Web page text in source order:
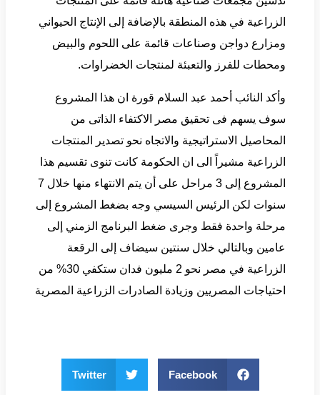
الزراعية في هذه المنطقة بالإضافة إلى الإنتاج الحيواني
ومزارع دواجن وصناعات قائمة على اللحوم والبيض
ومحطات للفرز والتعبئة لمنتجات الخضراوات.
وأكد النائب أحمد عبد السلام قورة ان هذا المشروع
سوف يسهم فى تحقيق مصر الاكتفاء الذاتى من
المحاصيل الاستراتيجية والاتجاه نحو تصدير المنتجات
الزراعية مشيراً الى ان الحكومة كانت تنوى تقسيم هذا
المشروع إلى 3 مراحل على أن يتم الانتهاء منها خلال 7
سنوات لكن الرئيس السيسي وجه بضغط المشروع إلى
مرحلة واحدة فقط وجرى ضغط البرنامج الزمني إلى
عامين وبالتالي خلال سنتين سيضاف إلى الرقعة
الزراعية في مصر نحو 2 مليون فدان ستكفي 30% من
احتياجات المصريين وزيادة الصادرات الزراعية المصرية
Facebook
Twitter